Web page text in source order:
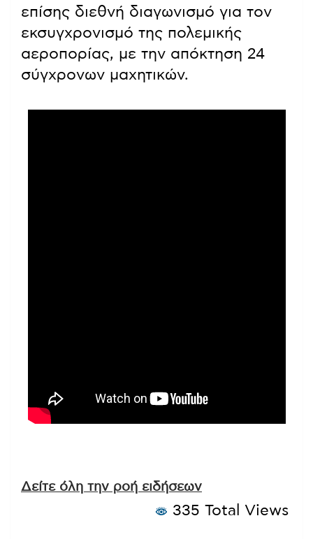
επίσης διεθνή διαγωνισμό για τον
εκσυγχρονισμό της πολεμικής
αεροπορίας, με την απόκτηση 24
σύγχρονων μαχητικών.
Δείτε όλη την ροή ειδήσεων
335 Total Views